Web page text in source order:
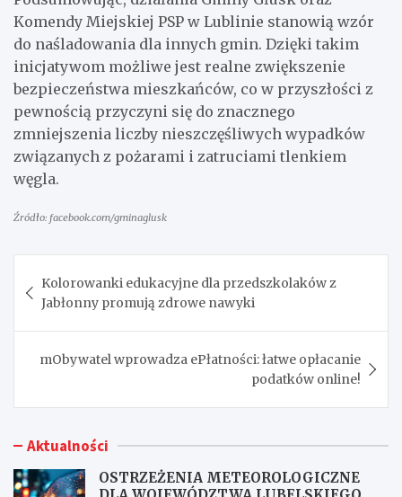
Komendy Miejskiej PSP w Lublinie stanowią wzór
do naśladowania dla innych gmin. Dzięki takim
inicjatywom możliwe jest realne zwiększenie
bezpieczeństwa mieszkańców, co w przyszłości z
pewnością przyczyni się do znacznego
zmniejszenia liczby nieszczęśliwych wypadków
związanych z pożarami i zatruciami tlenkiem
węgla.
Źródło: facebook.com/gminaglusk
wpisu
Kolorowanki edukacyjne dla przedszkolaków z
Jabłonny promują zdrowe nawyki
mObywatel wprowadza ePłatności: łatwe opłacanie
podatków online!
Aktualności
OSTRZEŻENIA METEOROLOGICZNE